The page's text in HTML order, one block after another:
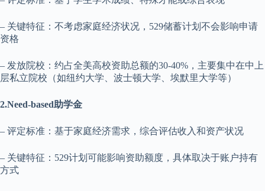
– 关键特征：不考虑家庭经济状况，529储蓄计划不会影响申请
资格
– 发放院校：约占全美高校资助总额的30-40%，主要集中在中上
层私立院校（如纽约大学、波士顿大学、埃默里大学等）
2.Need-based助学金
– 评定标准：基于家庭经济需求，综合评估收入和资产状况
– 关键特征：529计划可能影响资助额度，具体取决于账户持有
方式